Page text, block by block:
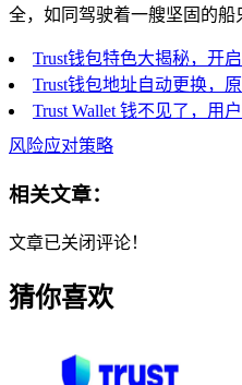
全，如同驾驶着一艘坚固的船
Trust钱包特色大揭秘，开
Trust钱包地址自动更换，
Trust Wallet 钱不见了，用
风险应对策略
相关文章：
文章已关闭评论！
猜你喜欢